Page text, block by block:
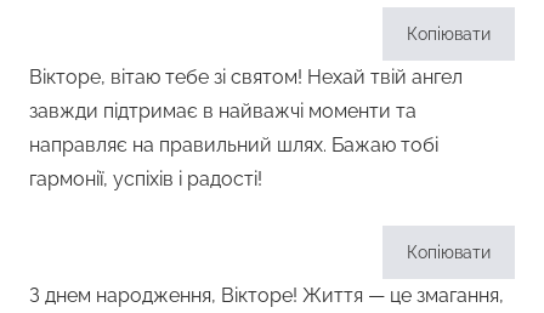
Копіювати
Вікторе, вітаю тебе зі святом! Нехай твій ангел
завжди підтримає в найважчі моменти та
направляє на правильний шлях. Бажаю тобі
гармонії, успіхів і радості!
Копіювати
З днем народження, Вікторе! Життя — це змагання,